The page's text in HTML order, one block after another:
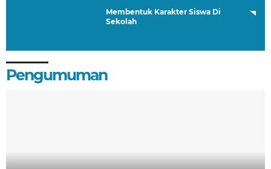
Membentuk Karakter Siswa Di
Sekolah
Pengumuman